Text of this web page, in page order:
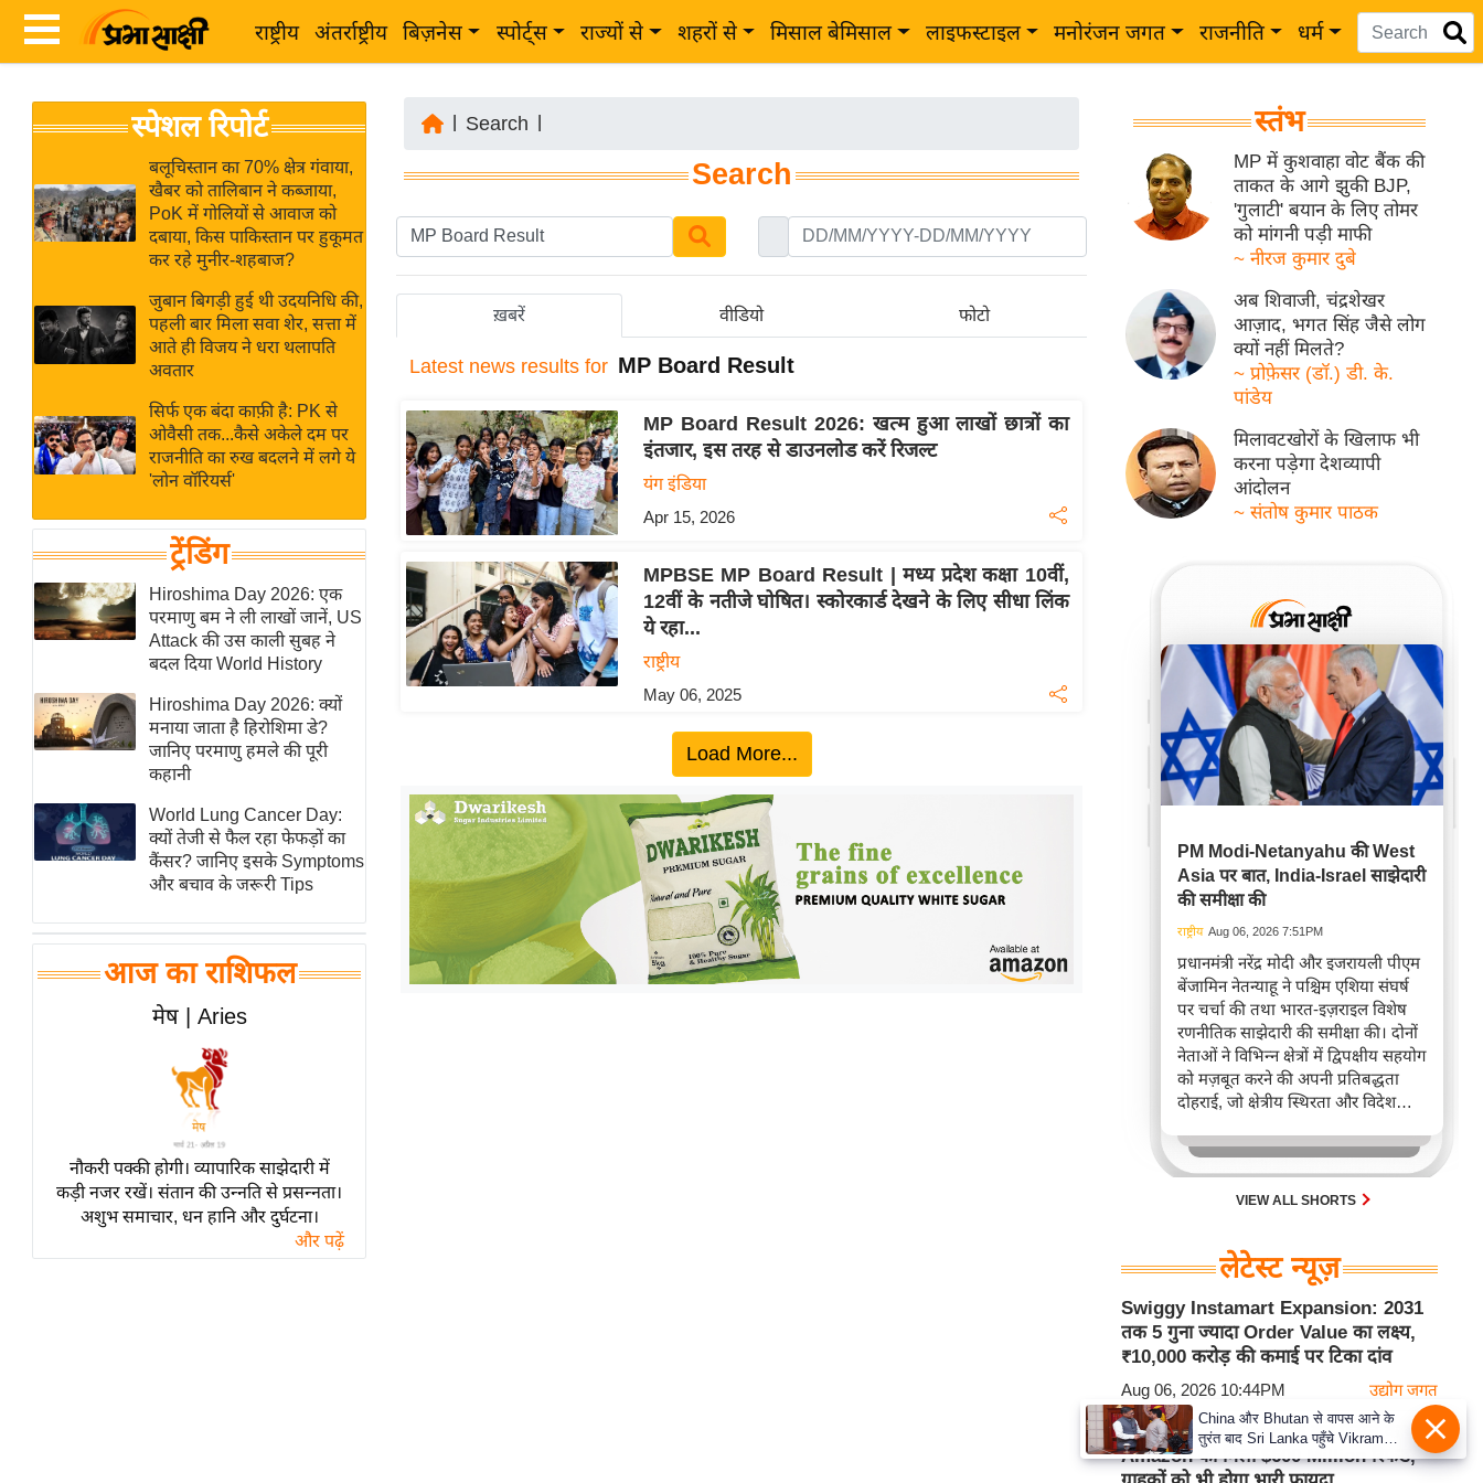
राष्ट्रीय अंतर्राष्ट्रीय बिज़नेस स्पोर्ट्स राज्यों से शहरों से मिसाल बेमिसाल लाइफस्टाइल मनोरंजन जगत राजनीति धर्म
News
Hindi
Hindi
Live
News in
Hindi
News
Hindi
Videos
ब
र
अंतर्राष्ट्रीय
बिज़नेस
उद्योग
विशेषज्ञ
राय
खेल
क्रिकेट
IPL
2026
ई-पेपर
मिसाल बेमिसाल
शख्सियत
यंग इंडिया
साहित्य जगत
ऑटो वर्ल्ड
मनोरंजन जगत
बॉलीवुड
हॉलीवुड
Breaking
लाइफस्टाइल
टेक्नॉलॉजी
ब्यूटी/फैशन
स्पेशल रिपोर्ट
बलूचिस्तान का 70% क्षेत्र गंवाया,
खैबर को तालिबान ने कब्जाया,
PoK में गोलियों से आवाज को
दबाया, किस पाकिस्तान पर हुकूमत
कर रहे मुनीर-शहबाज?
जुबान बिगड़ी हुई थी उदयनिधि की,
पहली बार मिला सवा शेर, सत्ता में
आते ही विजय ने धरा थलापति
अवतार
सिर्फ एक बंदा काफ़ी है: PK से
ओवैसी तक...कैसे अकेले दम पर
राजनीति का रुख बदलने में लगे ये
'लोन वॉरियर्स'
ट्रेंडिंग
Hiroshima Day 2026: एक
परमाणु बम ने ली लाखों जानें, US
Attack की उस काली सुबह ने
बदल दिया World History
Hiroshima Day 2026: क्यों
मनाया जाता है हिरोशिमा डे?
जानिए परमाणु हमले की पूरी
कहानी
World Lung Cancer Day:
क्यों तेजी से फैल रहा फेफड़ों का
कैंसर? जानिए इसके Symptoms
और बचाव के जरूरी Tips
आज का राशिफल
मेष | Aries
नौकरी पक्की होगी। व्यापारिक साझेदारी में
कड़ी नजर रखें। संतान की उन्नति से प्रसन्नता।
अशुभ समाचार, धन हानि और दुर्घटना।
और पढ़ें
Search
Search
ख़बरें वीडियो फोटो
Latest news results for MP Board Result
MP Board Result 2026: खत्म हुआ लाखों छात्रों का
इंतजार, इस तरह से डाउनलोड करें रिजल्ट
यंग इंडिया
Apr 15, 2026
MPBSE MP Board Result | मध्य प्रदेश कक्षा 10वीं,
12वीं के नतीजे घोषित। स्कोरकार्ड देखने के लिए सीधा लिंक
ये रहा...
राष्ट्रीय
May 06, 2025
Load More...
स्तंभ
MP में कुशवाहा वोट बैंक की
ताकत के आगे झुकी BJP,
'गुलाटी' बयान के लिए तोमर
को मांगनी पड़ी माफी
~ नीरज कुमार दुबे
अब शिवाजी, चंद्रशेखर
आज़ाद, भगत सिंह जैसे लोग
क्यों नहीं मिलते?
~ प्रोफ़ेसर (डॉ.) डी. के.
पांडेय
मिलावटखोरों के खिलाफ भी
करना पड़ेगा देशव्यापी
आंदोलन
~ संतोष कुमार पाठक
PM Modi-Netanyahu की West
Asia पर बात, India-Israel साझेदारी
की समीक्षा की
राष्ट्रीय Aug 06, 2026 7:51PM
प्रधानमंत्री नरेंद्र मोदी और इजरायली पीएम
बेंजामिन नेतन्याहू ने पश्चिम एशिया संघर्ष
पर चर्चा की तथा भारत-इज़राइल विशेष
रणनीतिक साझेदारी की समीक्षा की। दोनों
नेताओं ने विभिन्न क्षेत्रों में द्विपक्षीय सहयोग
को मज़बूत करने की अपनी प्रतिबद्धता
दोहराई, जो क्षेत्रीय स्थिरता और विदेश
करता है।
VIEW ALL SHORTS
लेटेस्ट न्यूज़
Swiggy Instamart Expansion: 2031
तक 5 गुना ज्यादा Order Value का लक्ष्य,
₹10,000 करोड़ की कमाई पर टिका दांव
Aug 06, 2026 10:44PM उद्योग जगत
US Supreme Court के बड़े फैसले के बाद
Amazon को मिला $600 Million रिफंड,
China और Bhutan से वापस आने के
तुरंत बाद Sri Lanka पहुँचे Vikram
Misri, भारत के जबरदस्त दाँव से दुनिया
हुई हैरान